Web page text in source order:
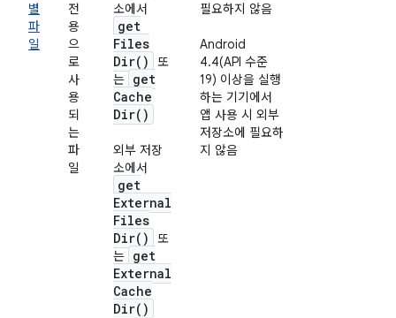
별
파
일
전
용
으
로
사
용
되
는
파
일
소에서
get
Files
Dir( )
또
는 get
Cache
Dir( )
외부 저장
소에서
get
External
Files
Dir( )
또
는 get
External
Cache
Dir( )
필요하지 않음
Android
4.4(API 수준
19) 이상을 실행
하는 기기에서
앱 사용 시 외부
저장소에 필요하
지 않음